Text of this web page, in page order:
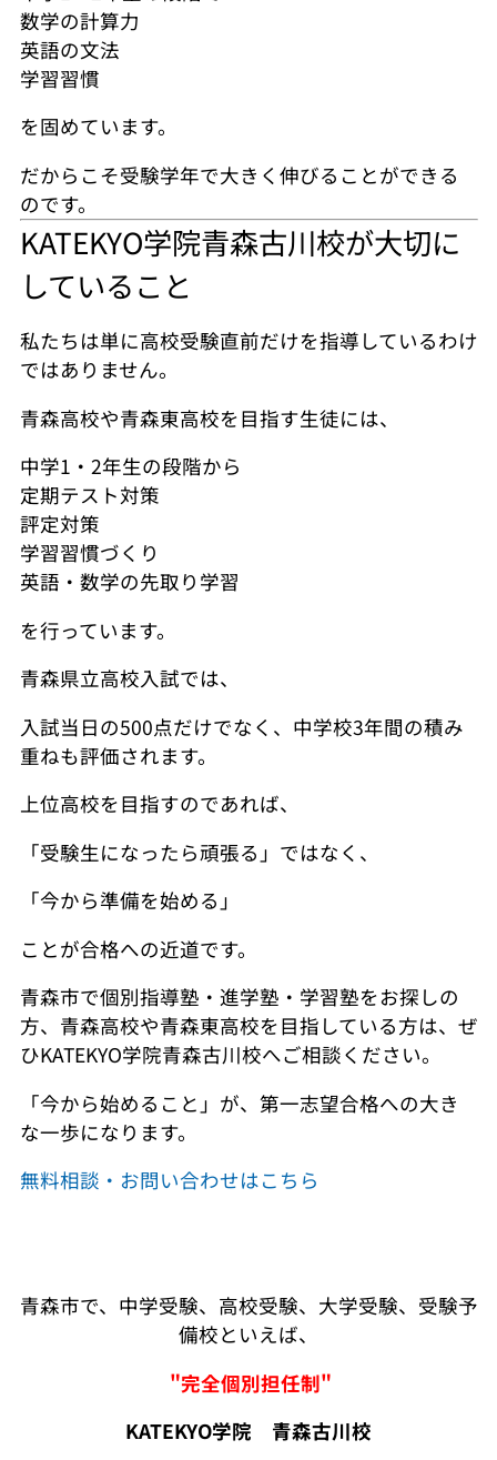
数学の計算力
英語の文法
学習習慣
を固めています。
だからこそ受験学年で大きく伸びることができる
のです。
KATEKYO学院青森古川校が大切に
していること
私たちは単に高校受験直前だけを指導しているわけ
ではありません。
青森高校や青森東高校を目指す生徒には、
中学1・2年生の段階から
定期テスト対策
評定対策
学習習慣づくり
英語・数学の先取り学習
を行っています。
青森県立高校入試では、
入試当日の500点だけでなく、中学校3年間の積み
重ねも評価されます。
上位高校を目指すのであれば、
「受験生になったら頑張る」ではなく、
「今から準備を始める」
ことが合格への近道です。
青森市で個別指導塾・進学塾・学習塾をお探しの
方、青森高校や青森東高校を目指している方は、ぜ
ひKATEKYO学院青森古川校へご相談ください。
「今から始めること」が、第一志望合格への大き
な一歩になります。
無料相談・お問い合わせはこちら
青森市で、中学受験、高校受験、大学受験、受験予
備校といえば、
"完全個別担任制"
KATEKYO学院 青森古川校